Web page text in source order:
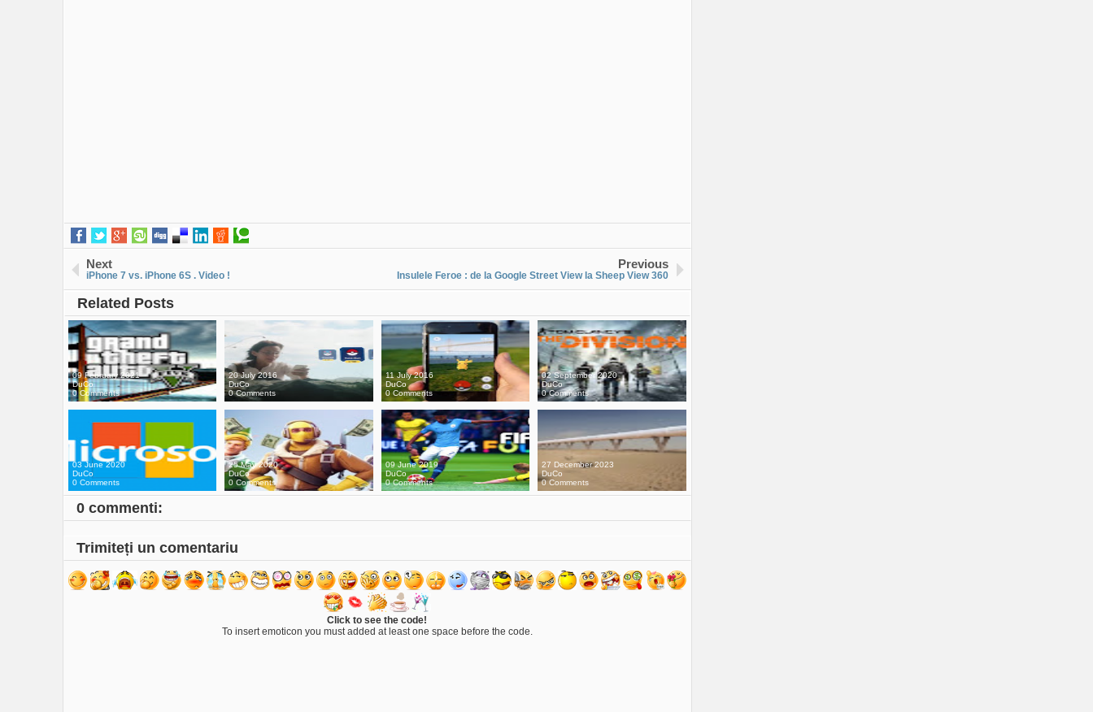
Next
iPhone 7 vs. iPhone 6S . Video !
Previous
Insulele Feroe : de la Google Street View la Sheep View 360
Related Posts
09 February 2021
DuCo
0 Comments
20 July 2016
DuCo
0 Comments
11 July 2016
DuCo
0 Comments
02 September 2020
DuCo
0 Comments
03 June 2020
DuCo
0 Comments
25 May 2020
DuCo
0 Comments
09 June 2019
DuCo
0 Comments
27 December 2023
DuCo
0 Comments
0 commenti:
Trimiteți un comentariu
Click to see the code!
To insert emoticon you must added at least one space before the code.